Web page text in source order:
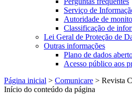
Serviço de
Autoridade de
Classificação de
Lei Geral de Proteção de
Outras informações
Plano de dados
Acesso público aos
Página inicial > Comunicare > Revista
Início do conteúdo da página